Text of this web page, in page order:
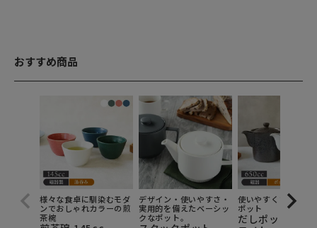
おすすめ商品
様々な食卓に馴染むモダ
ンでおしゃれカラーの煎
茶椀
デザイン・使いやすさ・
実用的を備えたベーシッ
クなポット。
使いやすくて便利な
ポット
だしポット